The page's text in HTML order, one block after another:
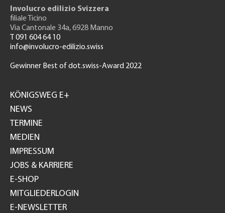
Involucro edilizio Svizzera
filiale Ticino
Via Cantonale 34a, 6928 Manno
T 091 604 64 10
info@involucro-edilizio.swiss
Gewinner Best of dot.swiss-Award 2022
GH
KÖNIGSWEG E+
NEWS
TERMINE
MEDIEN
IMPRESSUM
JOBS & KARRIERE
E-SHOP
MITGLIEDERLOGIN
E-NEWSLETTER